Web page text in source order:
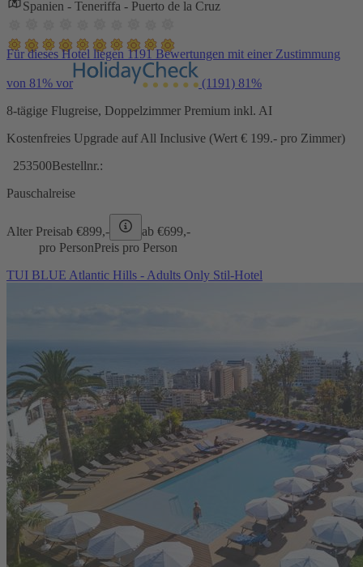
Spanien - Teneriffa - Puerto de la Cruz
Für dieses Hotel liegen 1191 Bewertungen mit einer Zustimmung
von 81% vor (1191) 81%
8-tägige Flugreise, Doppelzimmer Premium inkl. AI
Kostenfreies Upgrade auf All Inclusive (Wert € 199.- pro Zimmer)
253500Bestellnr.:
Pauschalreise
Alter Preisab €899,- ab €699,-
pro PersonPreis pro Person
TUI BLUE Atlantic Hills - Adults Only Stil-Hotel